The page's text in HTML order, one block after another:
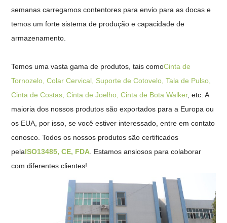
semanas carregamos contentores para envio para as docas e
temos um forte sistema de produção e capacidade de
armazenamento.
Temos uma vasta gama de produtos, tais comoCinta de
Tornozelo, Colar Cervical, Suporte de Cotovelo, Tala de Pulso,
Cinta de Costas, Cinta de Joelho, Cinta de Bota Walker, etc. A
maioria dos nossos produtos são exportados para a Europa ou
os EUA, por isso, se você estiver interessado, entre em contato
conosco. Todos os nossos produtos são certificados
pelaISO13485, CE, FDA . Estamos ansiosos para colaborar
com diferentes clientes!